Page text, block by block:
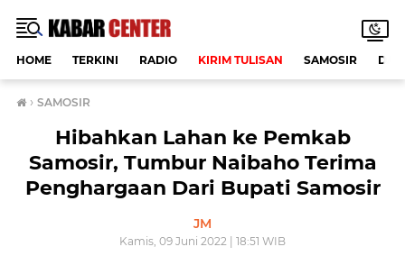
HOME TERKINI RADIO KIRIM TULISAN SAMOSIR
› SAMOSIR
Hibahkan Lahan ke Pemkab
Samosir, Tumbur Naibaho Terima
Penghargaan Dari Bupati Samosir
JM
Kamis, 09 Juni 2022 | 18:51 WIB